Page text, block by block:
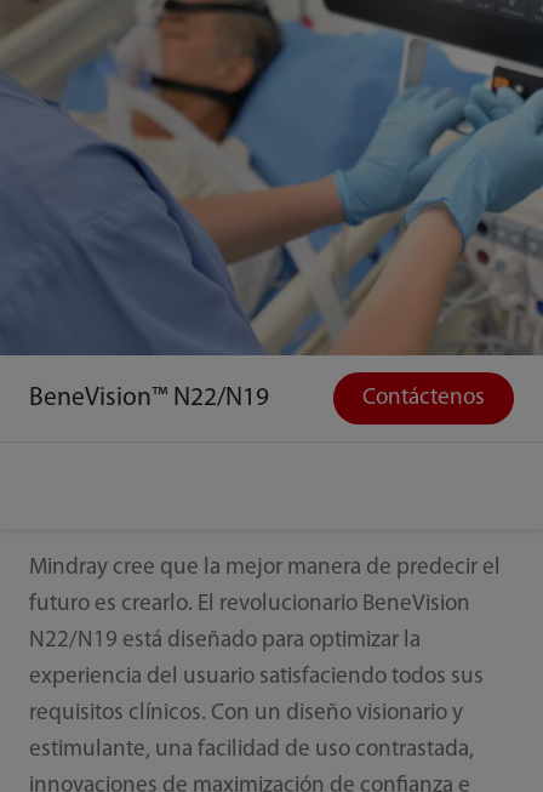
BeneVision™ N22/N19 Contáctenos
Mindray cree que la mejor manera de predecir el
futuro es crearlo. El revolucionario BeneVision
N22/N19 está diseñado para optimizar la
experiencia del usuario satisfaciendo todos sus
requisitos clínicos. Con un diseño visionario y
estimulante, una facilidad de uso contrastada,
innovaciones de maximización de confianza e